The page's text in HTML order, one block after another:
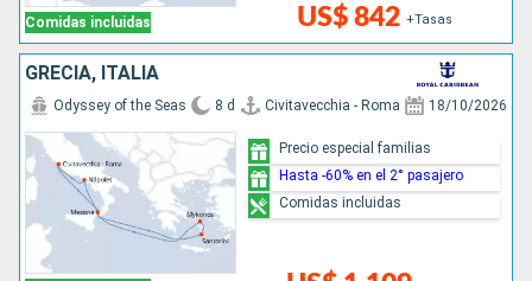
Comidas incluidas US$ 842 +Tasas
GRECIA, ITALIA
Odyssey of the Seas 8 d Civitavecchia - Roma 18/10/2026
Precio especial familias
Hasta -60% en el 2° pasajero
Comidas incluidas